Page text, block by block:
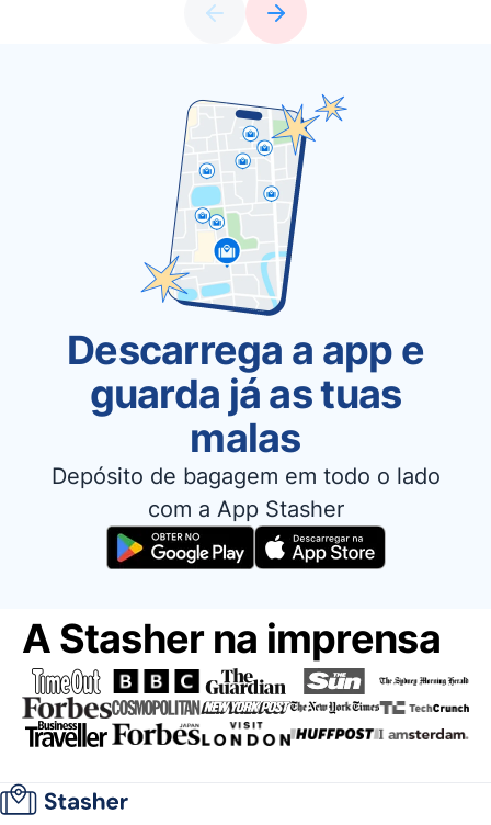
Descarrega a app e
guarda já as tuas
malas
Depósito de bagagem em todo o lado
com a App Stasher
A Stasher na imprensa